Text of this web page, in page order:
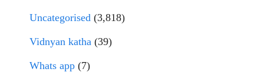
Uncategorised (3,818)
Vidnyan katha (39)
Whats app (7)